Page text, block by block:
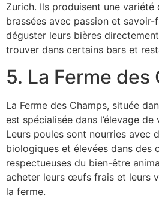
Zurich. Ils produisent une variété
brassées avec passion et savoir-
déguster leurs bières
trouver dans certains bars et
5. La Ferme des
La Ferme des Champs, située
est spécialisée dans l’élevage de
Leurs poules sont nourries avec
biologiques et élevées dans des
respectueuses du bien-être
acheter leurs œufs frais et leurs
la ferme.